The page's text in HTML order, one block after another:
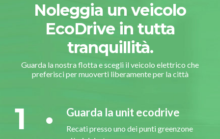
Noleggia un veicolo
EcoDrive in tutta
tranquillità.
Guarda la nostra flotta e scegli il veicolo elettrico che
preferisci per muoverti liberamente per la città
1 Guarda la unit ecodrive
Recati presso uno dei punti greenzone